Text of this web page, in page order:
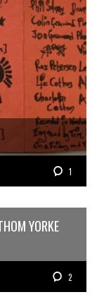
1
YORKE
2